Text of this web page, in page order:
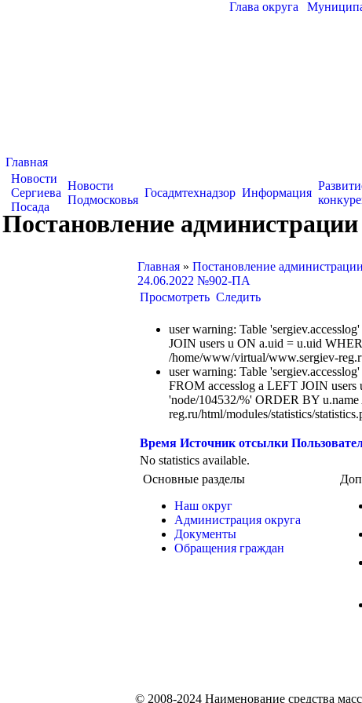
Глава округа
Главная
Новости
Сергиева
Посада
Новости
Подмосковья
Госадмтехнадзор Информация
Постановление
Главная » Постановление
24.06.2022 №902-ПА
Просмотреть Следить
user warning: Table
JOIN users u ON a.uid = u.uid
/home/www/virtual/www.sergiev-
user warning: Table
FROM accesslog a LEFT JOIN
'node/104532/%' ORDER BY
reg.ru/html/modules/statistics/
Время Источник отсылки
No statistics available.
Основные разделы
Наш округ
Администрация округа
Документы
Обращения граждан
© 2008-2024 Наименование средства